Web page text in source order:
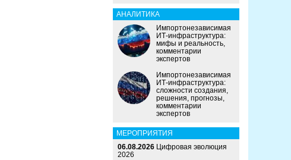
АНАЛИТИКА
Импортонезависимая
ИТ-инфраструктура:
мифы и реальность,
комментарии
экспертов
Импортонезависимая
ИТ-инфраструктура:
сложности создания,
решения, прогнозы,
комментарии
экспертов
МЕРОПРИЯТИЯ
06.08.2026 Цифровая эволюция
2026